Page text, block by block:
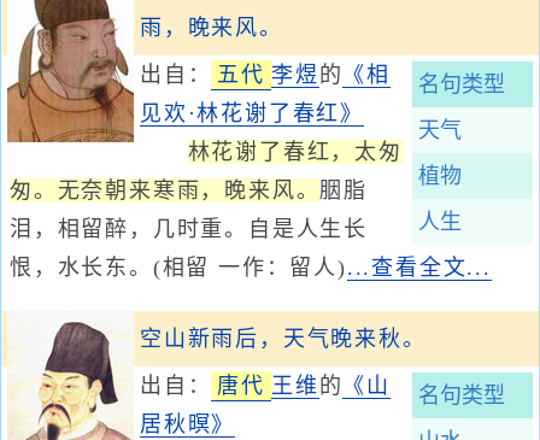
雨，晚来风。
名句类型
天气
植物
人生
出自： 五代 李煜 的 《相
见欢·林花谢了春红》
林花谢了春红，太匆
匆。无奈朝来寒雨，晚来风。胭脂
泪，相留醉，几时重。自是人生长
恨，水长东。(相留 一作：留人)...查看全文...
空山新雨后，天气晚来秋。
名句类型
出自： 唐代 王维 的 《山
居秋暝》